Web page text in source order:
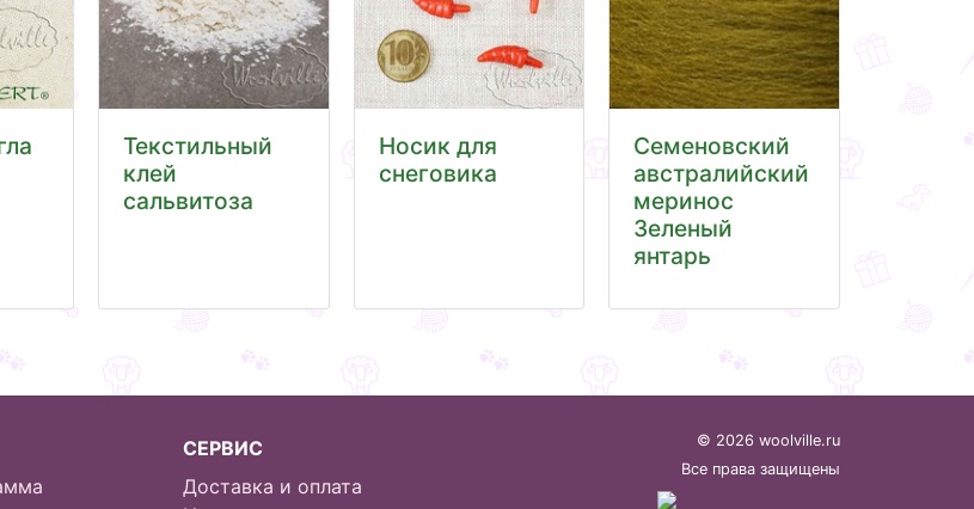
Текстильный
клей
сальвитоза
Носик для
снеговика
Семеновский
австралийский
меринос
Зеленый
янтарь
СЕРВИС
Доставка и оплата
© 2026 woolville.ru
Все права защищены